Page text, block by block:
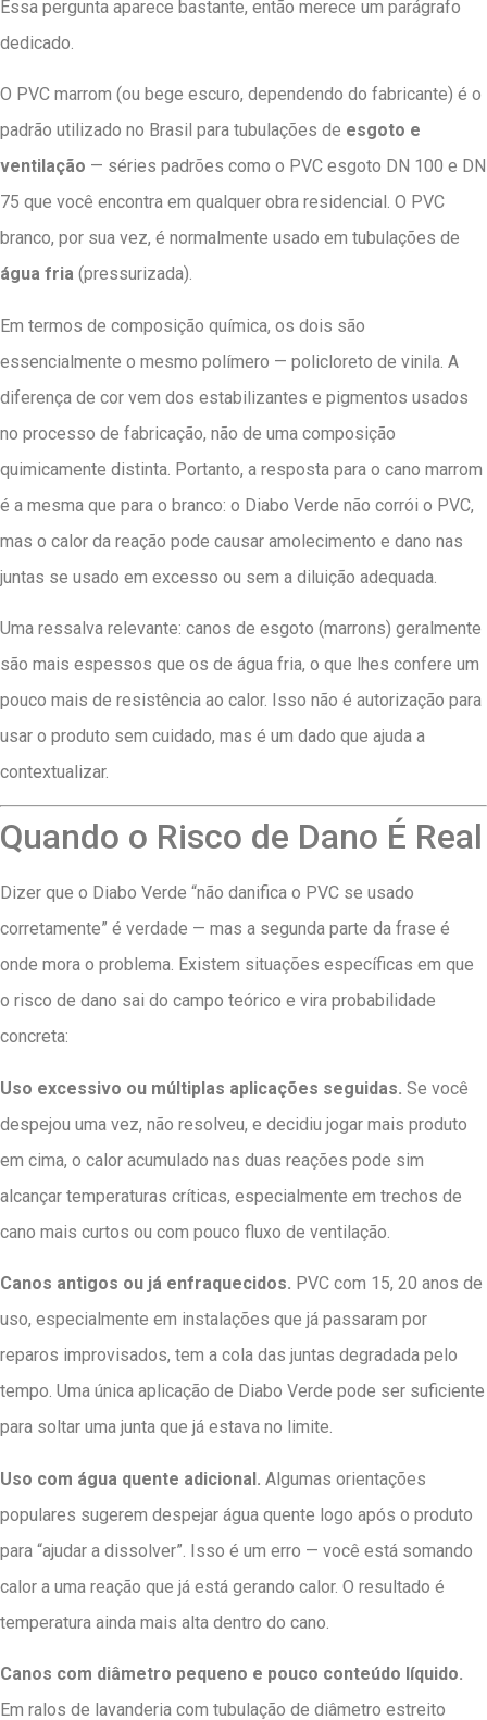
Essa pergunta aparece bastante, então merece um parágrafo
dedicado.
O PVC marrom (ou bege escuro, dependendo do fabricante) é o
padrão utilizado no Brasil para tubulações de esgoto e
ventilação — séries padrões como o PVC esgoto DN 100 e DN
75 que você encontra em qualquer obra residencial. O PVC
branco, por sua vez, é normalmente usado em tubulações de
água fria (pressurizada).
Em termos de composição química, os dois são
essencialmente o mesmo polímero — policloreto de vinila. A
diferença de cor vem dos estabilizantes e pigmentos usados
no processo de fabricação, não de uma composição
quimicamente distinta. Portanto, a resposta para o cano marrom
é a mesma que para o branco: o Diabo Verde não corrói o PVC,
mas o calor da reação pode causar amolecimento e dano nas
juntas se usado em excesso ou sem a diluição adequada.
Uma ressalva relevante: canos de esgoto (marrons) geralmente
são mais espessos que os de água fria, o que lhes confere um
pouco mais de resistência ao calor. Isso não é autorização para
usar o produto sem cuidado, mas é um dado que ajuda a
contextualizar.
Quando o Risco de Dano É Real
Dizer que o Diabo Verde “não danifica o PVC se usado
corretamente” é verdade — mas a segunda parte da frase é
onde mora o problema. Existem situações específicas em que
o risco de dano sai do campo teórico e vira probabilidade
concreta:
Uso excessivo ou múltiplas aplicações seguidas. Se você
despejou uma vez, não resolveu, e decidiu jogar mais produto
em cima, o calor acumulado nas duas reações pode sim
alcançar temperaturas críticas, especialmente em trechos de
cano mais curtos ou com pouco fluxo de ventilação.
Canos antigos ou já enfraquecidos. PVC com 15, 20 anos de
uso, especialmente em instalações que já passaram por
reparos improvisados, tem a cola das juntas degradada pelo
tempo. Uma única aplicação de Diabo Verde pode ser suficiente
para soltar uma junta que já estava no limite.
Uso com água quente adicional. Algumas orientações
populares sugerem despejar água quente logo após o produto
para “ajudar a dissolver”. Isso é um erro — você está somando
calor a uma reação que já está gerando calor. O resultado é
temperatura ainda mais alta dentro do cano.
Canos com diâmetro pequeno e pouco conteúdo líquido.
Em ralos de lavanderia com tubulação de diâmetro estreito